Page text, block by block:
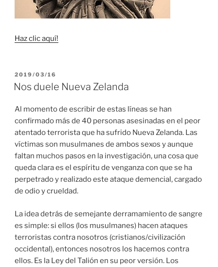
Haz clic aquí!
PUBLICADO
EL
2019/03/16
Nos duele Nueva Zelanda
Al momento de escribir de estas líneas se han
confirmado más de 40 personas asesinadas en el peor
atentado terrorista que ha sufrido Nueva Zelanda. Las
víctimas son musulmanes de ambos sexos y aunque
faltan muchos pasos en la investigación, una cosa que
queda clara es el espíritu de venganza con que se ha
perpetrado y realizado este ataque demencial, cargado
de odio y crueldad.
La idea detrás de semejante derramamiento de sangre
es simple: si ellos (los musulmanes) hacen ataques
terroristas contra nosotros (cristianos/civilización
occidental), entonces nosotros los hacemos contra
ellos. Es la Ley del Talión en su peor versión. Los